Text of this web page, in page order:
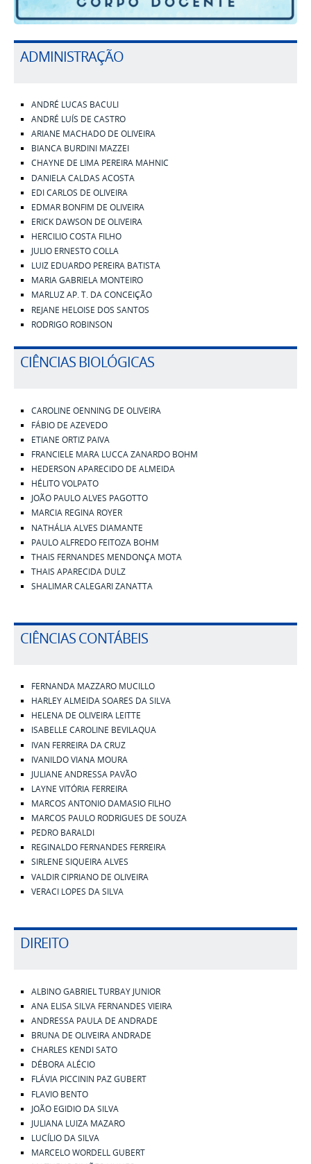
ADMINISTRAÇÃO
ANDRÉ LUCAS BACULI
ANDRÉ LUÍS DE CASTRO
ARIANE MACHADO DE OLIVEIRA
BIANCA BURDINI MAZZEI
CHAYNE DE LIMA PEREIRA MAHNIC
DANIELA CALDAS ACOSTA
EDI CARLOS DE OLIVEIRA
EDMAR BONFIM DE OLIVEIRA
ERICK DAWSON DE OLIVEIRA
HERCILIO COSTA FILHO
JULIO ERNESTO COLLA
LUIZ EDUARDO PEREIRA BATISTA
MARIA GABRIELA MONTEIRO
MARLUZ AP. T. DA CONCEIÇÃO
REJANE HELOISE DOS SANTOS
RODRIGO ROBINSON
CIÊNCIAS BIOLÓGICAS
CAROLINE OENNING DE OLIVEIRA
FÁBIO DE AZEVEDO
ETIANE ORTIZ PAIVA
FRANCIELE MARA LUCCA ZANARDO BOHM
HEDERSON APARECIDO DE ALMEIDA
HÉLITO VOLPATO
JOÃO PAULO ALVES PAGOTTO
MARCIA REGINA ROYER
NATHÁLIA ALVES DIAMANTE
PAULO ALFREDO FEITOZA BOHM
THAIS FERNANDES MENDONÇA MOTA
THAIS APARECIDA DULZ
SHALIMAR CALEGARI ZANATTA
CIÊNCIAS CONTÁBEIS
FERNANDA MAZZARO MUCILLO
HARLEY ALMEIDA SOARES DA SILVA
HELENA DE OLIVEIRA LEITTE
ISABELLE CAROLINE BEVILAQUA
IVAN FERREIRA DA CRUZ
IVANILDO VIANA MOURA
JULIANE ANDRESSA PAVÃO
LAYNE VITÓRIA FERREIRA
MARCOS ANTONIO DAMASIO FILHO
MARCOS PAULO RODRIGUES DE SOUZA
PEDRO BARALDI
REGINALDO FERNANDES FERREIRA
SIRLENE SIQUEIRA ALVES
VALDIR CIPRIANO DE OLIVEIRA
VERACI LOPES DA SILVA
DIREITO
ALBINO GABRIEL TURBAY JUNIOR
ANA ELISA SILVA FERNANDES VIEIRA
ANDRESSA PAULA DE ANDRADE
BRUNA DE OLIVEIRA ANDRADE
CHARLES KENDI SATO
DÉBORA ALÉCIO
FLÁVIA PICCININ PAZ GUBERT
FLAVIO BENTO
JOÃO EGIDIO DA SILVA
JULIANA LUIZA MAZARO
LUCÍLIO DA SILVA
MARCELO WORDELL GUBERT